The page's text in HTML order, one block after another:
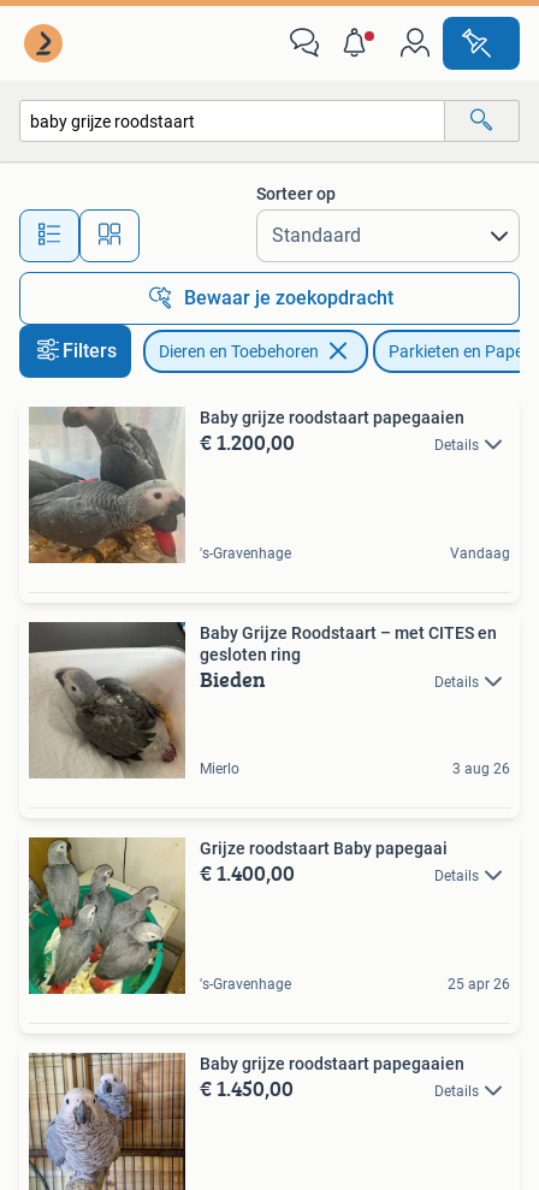
Alle afstanden…
Sorteer op
Bewaar je zoekopdracht
Filters Dieren en Toebehoren Parkieten en
Baby grijze roodstaart papegaaien
€ 1.200,00 Details
's-Gravenhage Vandaag
Baby Grijze Roodstaart – met CITES en
gesloten ring
Bieden Details
Mierlo 3 aug 26
Grijze roodstaart Baby papegaai
€ 1.400,00 Details
's-Gravenhage 25 apr 26
Baby grijze roodstaart papegaaien
€ 1.450,00 Details